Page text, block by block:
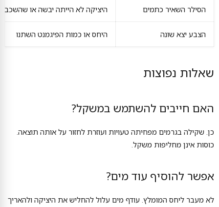
הסילר השאיר כתמים היציקה לא הייתה יבשה או
הצבע יצא שונה היחס או כמות הפיגמנט השתנו
שאלות נפוצות
האם חייבים להשתמש במשקל?
כן. שקילה בגרמים מפחיתה טעויות ועוזרת לחזור על אותה תוצאה.
כוסות אינן מחליפות משקל.
אפשר להוסיף עוד מים?
לא מעבר ליחס המומלץ. עודף מים עלול להחליש את היציקה ולהאריך